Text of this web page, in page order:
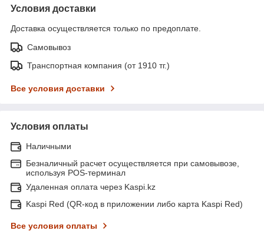
Условия доставки
Доставка осуществляется только по предоплате.
Самовывоз
Транспортная компания (от 1910 тг.)
Все условия доставки
Условия оплаты
Наличными
Безналичный расчет осуществляется при самовывозе,
используя POS-терминал
Удаленная оплата через Kaspi.kz
Kaspi Red (QR-код в приложении либо карта Kaspi Red)
Все условия оплаты